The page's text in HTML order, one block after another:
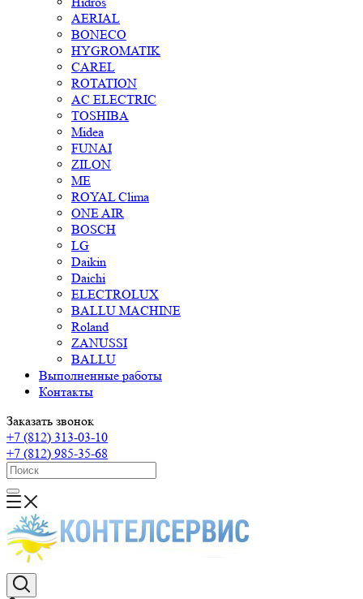
AERIAL
BONECO
HYGROMATIK
CAREL
ROTATION
AC ELECTRIC
TOSHIBA
Midea
FUNAI
ZILON
ME
ROYAL Clima
ONE AIR
BOSCH
LG
Daikin
Daichi
ELECTROLUX
BALLU MACHINE
Roland
ZANUSSI
BALLU
Выполненные работы
Контакты
Заказать звонок
+7 (812) 313-03-10
+7 (812) 985-35-68